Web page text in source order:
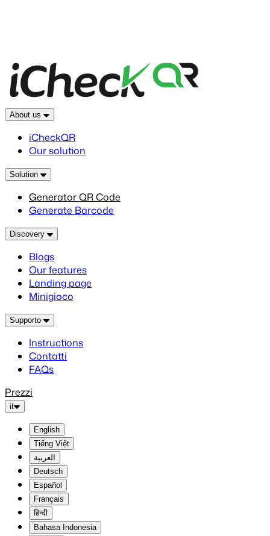
About us
iCheckQR
Our solution
Solution
Generator QR Code
Generate Barcode
Discovery
Blogs
Our features
Landing page
Minigioco
Supporto
Instructions
Contatti
FAQs
Prezzi
it
English
Tiếng Việt
العربية
Deutsch
Español
Français
हिन्दी
Bahasa Indonesia